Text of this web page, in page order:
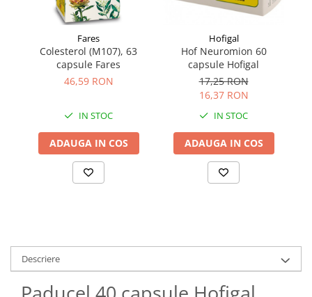
Fares
Colesterol (M107), 63
capsule Fares
46,59 RON
IN STOC
ADAUGA IN COS
Hofigal
Hof Neuromion 60
capsule Hofigal
17,25 RON
16,37 RON
IN STOC
ADAUGA IN COS
Descriere